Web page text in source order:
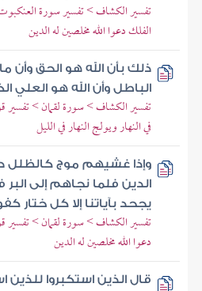
تفسير الكشاف > تفسير سورة العنكبوت
الفلك دعوا الله مخلصين له الدين
ذلك بأن الله هو الحق وأن
الباطل وأن الله هو العلي
تفسير الكشاف > سورة لقمان > تفسير
في النهار ويولج النهار في الليل
وإذا غشيهم موج كالظلل
الدين فلما نجاهم إلى
يجحد بآياتنا إلا كل ختار
تفسير الكشاف > سورة لقمان > تفسير
دعوا الله مخلصين له الدين
قال الذين استكبروا